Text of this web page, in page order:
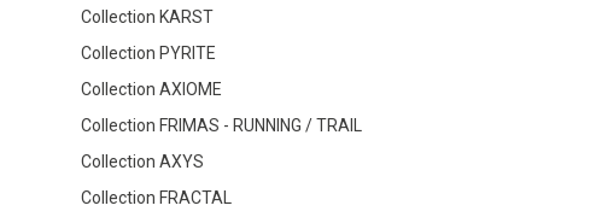
Collection KARST
Collection PYRITE
Collection AXIOME
Collection FRIMAS - RUNNING / TRAIL
Collection AXYS
Collection FRACTAL